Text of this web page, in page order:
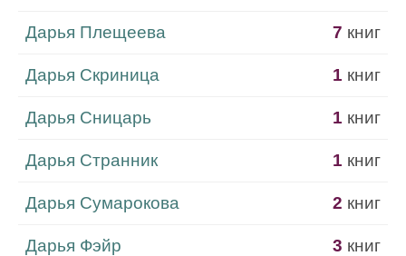
Дарья Плещеева 7 книг
Дарья Скриница 1 книг
Дарья Сницарь 1 книг
Дарья Странник 1 книг
Дарья Сумарокова 2 книг
Дарья Фэйр 3 книг